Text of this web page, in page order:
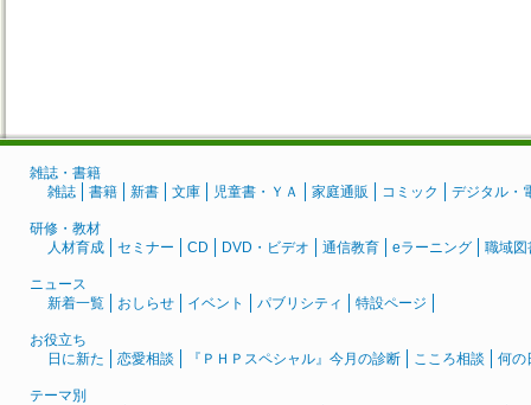
雑誌・書籍
雑誌
書籍 新書 文庫 児童書・ＹＡ 家庭通販 コミック デジタル・
研修・教材
人材育成
セミナー CD DVD・ビデオ 通信教育 eラーニング 職域図
ニュース
新着一覧
おしらせ イベント パブリシティ 特設ページ
お役立ち
日に新た
恋愛相談 『ＰＨＰスペシャル』今月の診断 こころ相談 何の
テーマ別